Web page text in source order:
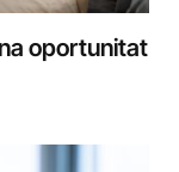
oportunitat